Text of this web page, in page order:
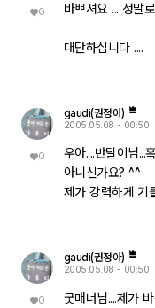
0 바쁘셔요 ... 정말로
대단하십니다 ....
0
gaudi(권정아)
2005.05.08 - 00:50
우아....반달이님...
아니신가요? ^^
제가 강력하게 기
0
gaudi(권정아)
2005.05.08 - 00:50
굿매너님....제가